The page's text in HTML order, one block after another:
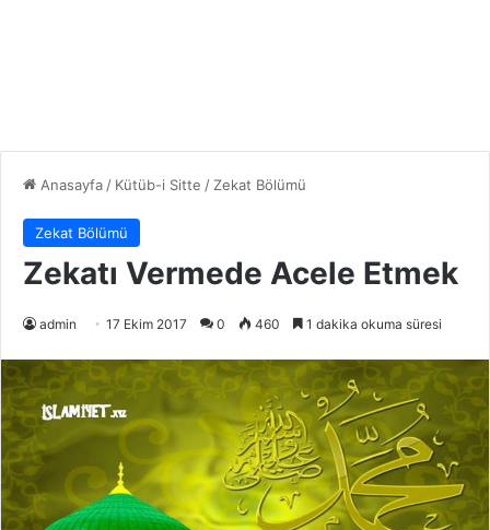
Anasayfa/ Kütüb-i Sitte /Zekat Bölümü
Zekat Bölümü
Zekatı Vermede Acele Etmek
admin 17 Ekim 2017 0 460 1 dakika okuma süresi